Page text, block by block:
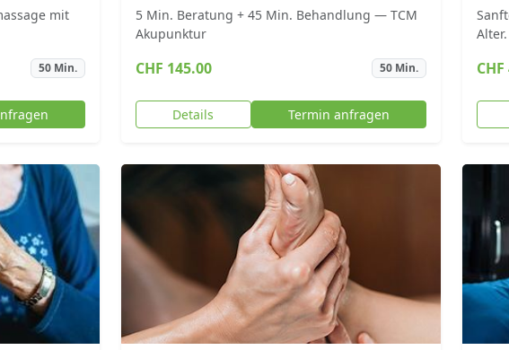
mit
50 Min.
5 Min. Beratung + 45 Min. Behandlung — TCM
Akupunktur
CHF 145.00 50 Min.
Details Termin anfragen
Alter.